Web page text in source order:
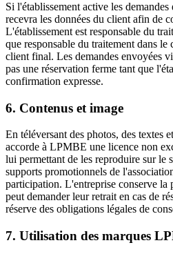
Si l'établissement active les
recevra les données du client afin de
L'établissement est responsable du
que responsable du traitement dans le
client final. Les demandes envoyées
pas une réservation ferme tant que
confirmation expresse.
6. Contenus et image
En téléversant des photos, des textes
accorde à LPMBE une licence non
lui permettant de les reproduire sur le
supports promotionnels de
participation. L'entreprise conserve la
peut demander leur retrait en cas de
réserve des obligations légales de
7. Utilisation des marques